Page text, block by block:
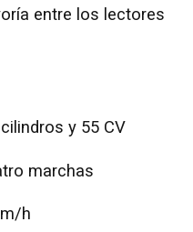
entre los lectores
y 55 CV
marchas
h